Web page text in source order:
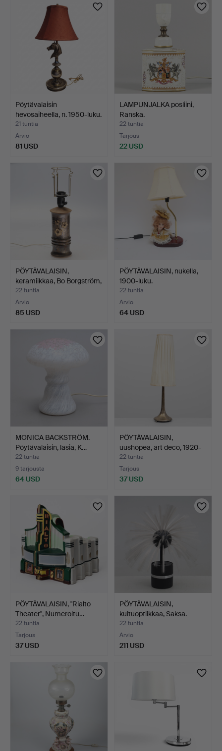
Pöytävalaisin
hevosaiheella, n. 1950-luku.
21 tuntia
Arvio
81 USD
LAMPUNJALKA posliini,
Ranska.
22 tuntia
Tarjous
22 USD
PÖYTÄVALAISIN,
keramiikkaa, Bo Borgström,
…
22 tuntia
Arvio
85 USD
PÖYTÄVALAISIN, nukella,
1900-luku.
22 tuntia
Arvio
64 USD
MONICA BACKSTRÖM.
Pöytävalaisin, lasia, K…
22 tuntia
9 tarjousta
64 USD
PÖYTÄVALAISIN,
uushopea, art deco, 1920-
lu…
22 tuntia
Tarjous
37 USD
PÖYTÄVALAISIN, "Rialto
Theater", Numeroitu…
22 tuntia
Tarjous
37 USD
PÖYTÄVALAISIN,
kuituoptiikkaa, Saksa.
22 tuntia
Arvio
211 USD